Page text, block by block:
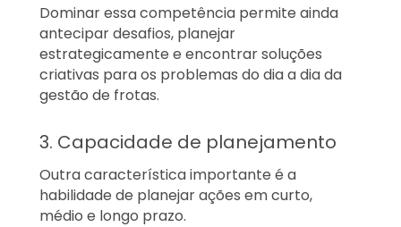
Dominar essa competência permite ainda
antecipar desafios, planejar
estrategicamente e encontrar soluções
criativas para os problemas do dia a dia da
gestão de frotas.
3. Capacidade de planejamento
Outra característica importante é a
habilidade de planejar ações em curto,
médio e longo prazo.